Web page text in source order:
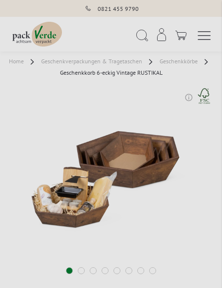
0821 455 9790
Home Geschenkverpackungen & Tragetaschen
Geschenkkörbe
Geschenkkorb 6-eckig Vintage RUSTIKAL